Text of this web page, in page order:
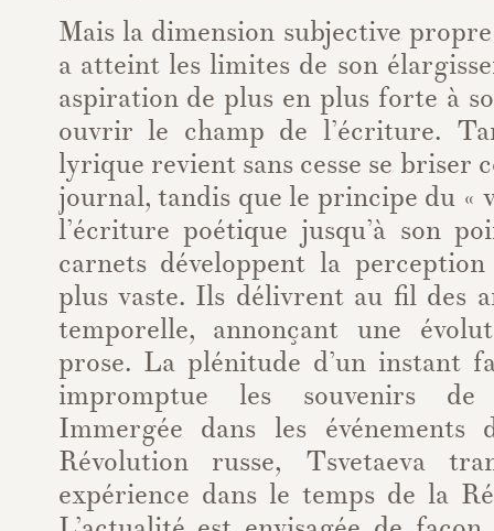
Mais la dimension subjective
a atteint les limites de son
aspiration de plus en plus forte à
ouvrir le champ de l’écriture.
lyrique revient sans cesse se briser
journal, tandis que le principe du «
l’écriture poétique jusqu’à son
carnets développent la
plus vaste. Ils délivrent au fil des
temporelle, annonçant une
prose. La plénitude d’un instant
impromptue les souvenirs de
Immergée dans les événements
Révolution russe, Tsvetaeva
expérience dans le temps de la